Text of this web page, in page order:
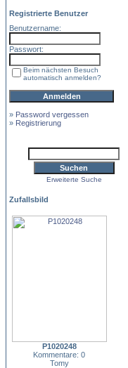
Registrierte Benutzer
Benutzername:
Passwort:
Beim nächsten Besuch
automatisch anmelden?
» Password vergessen
» Registrierung
Erweiterte Suche
Zufallsbild
P1020248
Kommentare: 0
Tomy